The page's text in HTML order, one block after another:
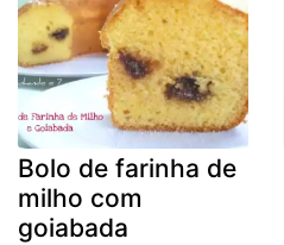
Bolo de farinha de
milho com
goiabada